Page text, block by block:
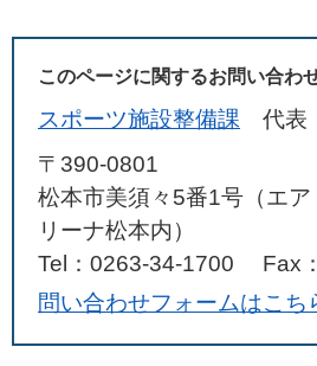
このページに関するお問い合わ
スポーツ施設整備課
代表
〒390-0801
松本市美須々5番1号（エ
リーナ松本内）
Tel：0263-34-1700
Fax
問い合わせフォームはこち